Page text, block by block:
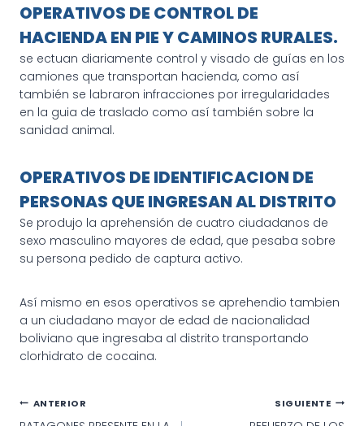
OPERATIVOS DE CONTROL DE
HACIENDA EN PIE Y CAMINOS RURALES.
se ectuan diariamente control y visado de guías en los
camiones que transportan hacienda, como así
también se labraron infracciones por irregularidades
en la guia de traslado como así también sobre la
sanidad animal.
OPERATIVOS DE IDENTIFICACION DE
PERSONAS QUE INGRESAN AL DISTRITO
Se produjo la aprehensión de cuatro ciudadanos de
sexo masculino mayores de edad, que pesaba sobre
su persona pedido de captura activo.
Así mismo en esos operativos se aprehendio tambien
a un ciudadano mayor de edad de nacionalidad
boliviano que ingresaba al distrito transportando
clorhidrato de cocaina.
Navegación
ANTERIOR SIGUIENTE